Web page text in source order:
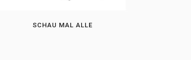
SCHAU MAL ALLE